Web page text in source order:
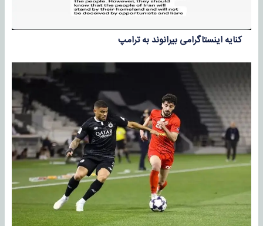
کنایه اینستاگرامی بیرانوند به ترامپ